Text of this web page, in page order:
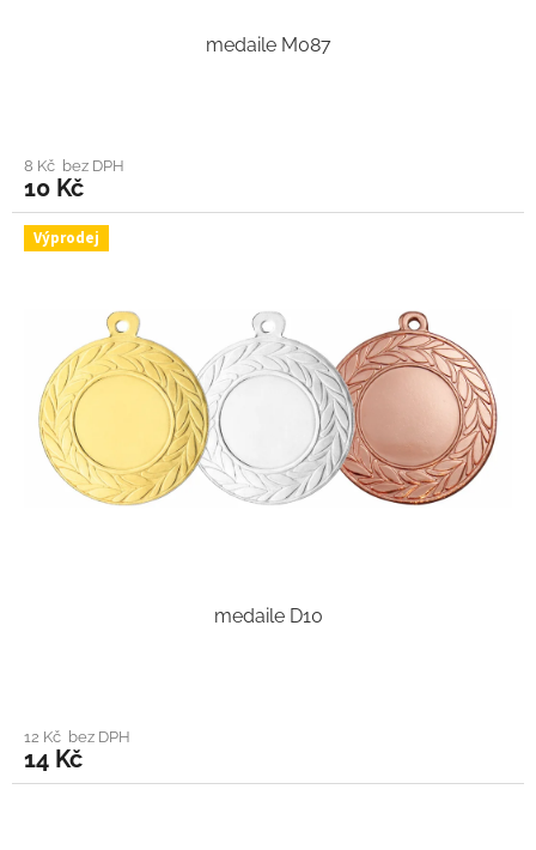
medaile M087
8 Kč bez DPH
10 Kč
Výprodej
medaile D10
12 Kč bez DPH
14 Kč